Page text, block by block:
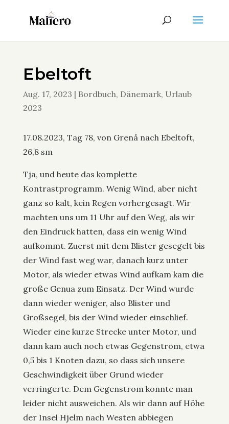
Ebeltoft
Aug. 17, 2023 | Bordbuch, Dänemark, Urlaub
2023
17.08.2023, Tag 78, von Grenå nach Ebeltoft,
26,8 sm
Tja, und heute das komplette
Kontrastprogramm. Wenig Wind, aber nicht
ganz so kalt, kein Regen vorhergesagt. Wir
machten uns um 11 Uhr auf den Weg, als wir
den Eindruck hatten, dass ein wenig Wind
aufkommt. Zuerst mit dem Blister gesegelt bis
der Wind fast weg war, danach kurz unter
Motor, als wieder etwas Wind aufkam kam die
große Genua zum Einsatz. Der Wind wurde
dann wieder weniger, also Blister und
Großsegel, bis der Wind wieder einschlief.
Wieder eine kurze Strecke unter Motor, und
dann kam auch noch etwas Gegenstrom, etwa
0,5 bis 1 Knoten dazu, so dass sich unsere
Geschwindigkeit über Grund wieder
verringerte. Dem Gegenstrom konnte man
leider nicht ausweichen. Als wir dann auf Höhe
der Insel Hjelm nach Westen abbiegen